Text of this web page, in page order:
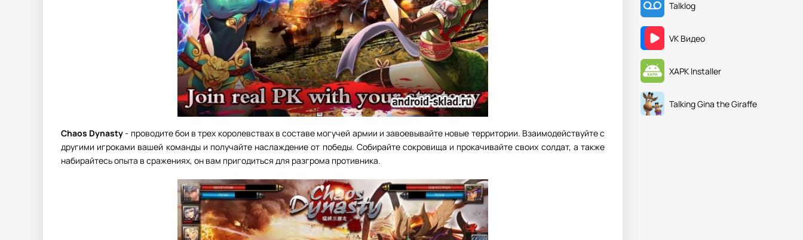
Chaos Dynasty- проводите бои в трех королевствах в составе могучей армии и завоевывайте новые территории. Взаимодействуйте с
другими игроками вашей команды и получайте наслаждение от победы. Собирайте сокровища и прокачивайте своих солдат, а также
набирайтесь опыта в сражениях, он вам пригодиться для разгрома противника.
Talklog
VK Видео
XAPK Installer
Talking Gina the Giraffe